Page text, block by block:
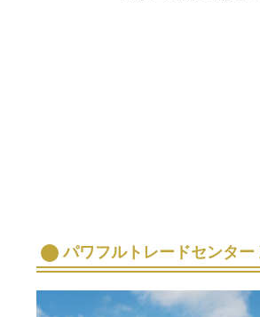
パワフルトレードセンター